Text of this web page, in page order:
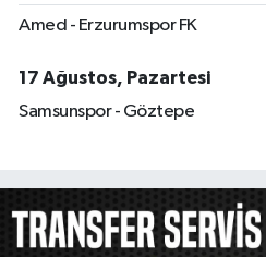
Amed - Erzurumspor FK
17 Ağustos, Pazartesi
Samsunspor - Göztepe